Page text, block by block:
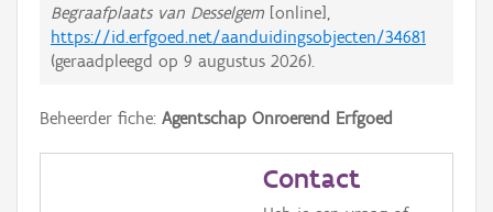
Begraafplaats van Desselgem [online],
https://id.erfgoed.net/aanduidingsobjecten/34681
(geraadpleegd op 9 augustus 2026).
Beheerder fiche: Agentschap Onroerend Erfgoed
Contact